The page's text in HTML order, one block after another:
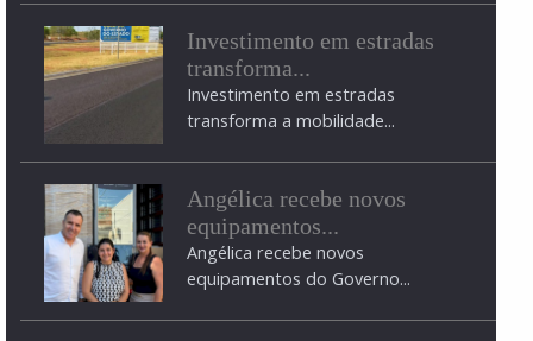
Investimento em estradas
transforma...
Investimento em estradas
transforma a mobilidade...
Angélica recebe novos
equipamentos...
Angélica recebe novos
equipamentos do Governo...